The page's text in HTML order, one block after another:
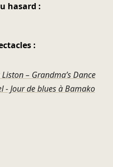
hasard :
:
– Grandma’s Dance
- Jour de blues à Bamako